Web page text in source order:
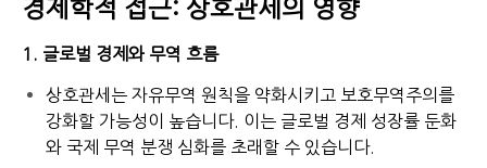
경제학적 접근: 상호관세의 영향
1. 글로벌 경제와 무역 흐름
상호관세는 자유무역 원칙을 약화시키고 보호무역주의를
강화할 가능성이 높습니다. 이는 글로벌 경제 성장률 둔화
와 국제 무역 분쟁 심화를 초래할 수 있습니다.